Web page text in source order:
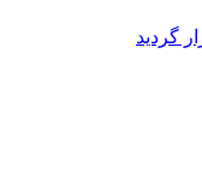
گردید